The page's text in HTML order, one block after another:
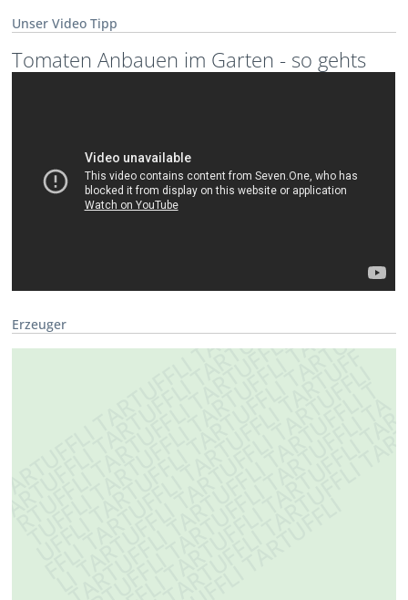
Unser Video Tipp
Tomaten Anbauen im Garten - so gehts
Erzeuger